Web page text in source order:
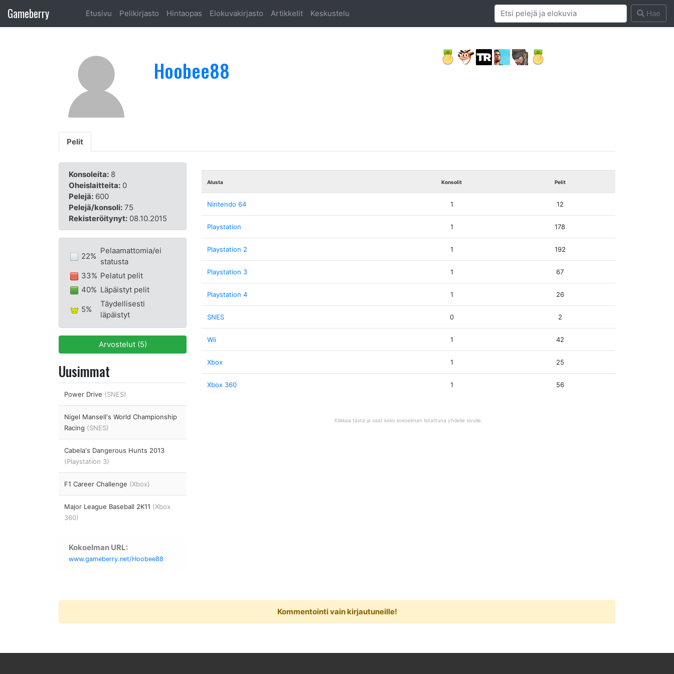
Gameberry Etusivu Pelikirjasto Hintaopas Elokuvakirjasto Artikkelit Keskustelu Hae
Hoobee88
Pelit
Konsoleita:8
Oheislaitteita:0
Pelejä:600
Pelejä/konsoli:75
Rekisteröitynyt:08.10.2015
22%
Pelaamattomia/ei
statusta
33% Pelatut pelit
40% Läpäistyt pelit
5%
Täydellisesti
läpäistyt
Arvostelut (5)
Uusimmat
Power Drive (SNES)
Nigel Mansell's World Championship
Racing (SNES)
Cabela's Dangerous Hunts 2013
(Playstation 3)
F1 Career Challenge (Xbox)
Major League Baseball 2K11 (Xbox
360)
Kokoelman URL:
www.gameberry.net/Hoobee88
Alusta Konsolit Pelit
Nintendo 64 1 12
Playstation 1 178
Playstation 2 1 192
Playstation 3 1 67
Playstation 4 1 26
SNES 0 2
Wii 1 42
Xbox 1 25
Xbox 360 1 56
Klikkaa tästä ja saat koko kokoelman listattuna yhdelle sivulle.
Kommentointi vain kirjautuneille!